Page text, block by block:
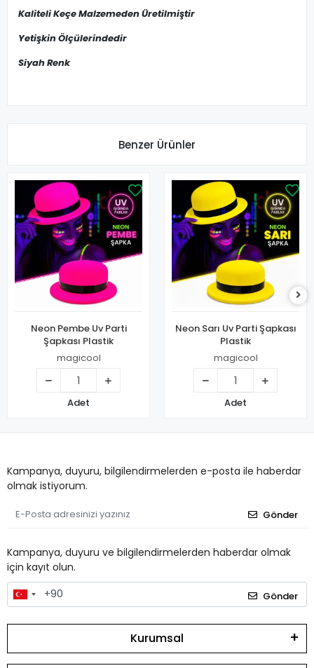
Kaliteli Keçe Malzemeden Üretilmiştir
Yetişkin Ölçülerindedir
Siyah Renk
Benzer Ürünler
Neon Pembe Uv Parti
Şapkası Plastik
magicool
Adet
Neon Sarı Uv Parti Şapkası
Plastik
magicool
Adet
Kampanya, duyuru, bilgilendirmelerden e-posta ile haberdar
olmak istiyorum.
Gönder
Kampanya, duyuru ve bilgilendirmelerden haberdar olmak
için kayıt olun.
Gönder
Kurumsal